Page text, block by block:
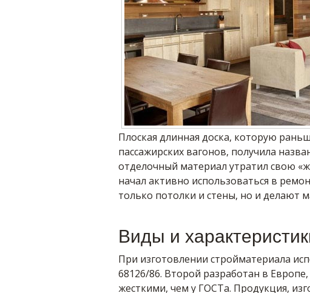
Плоская длинная доска, которую
пассажирских вагонов, получила
отделочный материал утратил свою
начал активно использоваться в
только потолки и стены, но и делают
Виды и
При изготовлении стройматериала
68126/86. Второй разработан в
жесткими, чем у ГОСТа. Продукция,